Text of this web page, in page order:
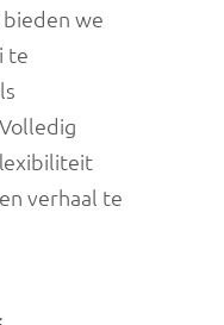
we
te
verhaal te